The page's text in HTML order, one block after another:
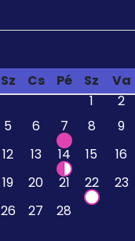
Sz Cs Pé Sz
Va
1
2
5 6 7 8
9
12 13 14 15
16
19 20 21 22
23
26 27 28